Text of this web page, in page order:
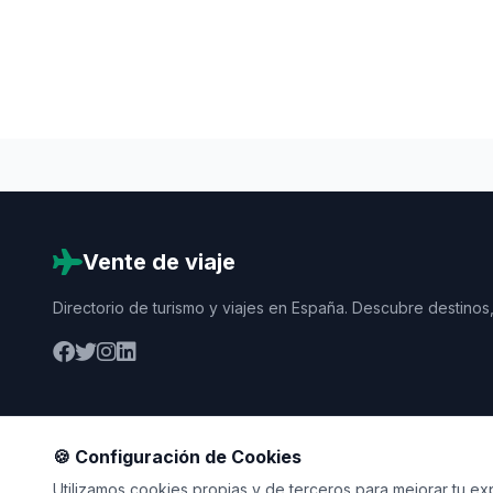
Vente de viaje
Directorio de turismo y viajes en España. Descubre
🍪 Configuración de Cookies
Utilizamos cookies propias y de terceros para mejorar tu